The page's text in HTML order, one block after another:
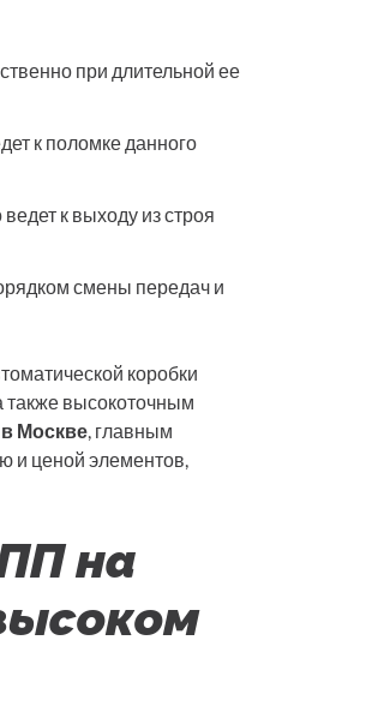
при длительной ее
к поломке данного
к выходу из строя
смены передач и
коробки
также высокоточным
Москве, главным
и ценой элементов,
на